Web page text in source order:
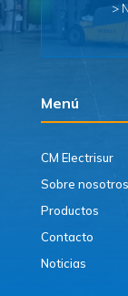
>
Menú
CM Electrisur
Sobre nosotros
Productos
Contacto
Noticias